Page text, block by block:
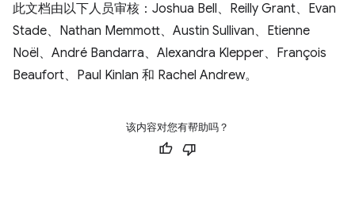
此文档由以下人员审核：Joshua Bell、Reilly Grant、Evan
Stade、Nathan Memmott、Austin Sullivan、Etienne
Noël、André Bandarra、Alexandra Klepper、François
Beaufort、Paul Kinlan 和 Rachel Andrew。
该内容对您有帮助吗？